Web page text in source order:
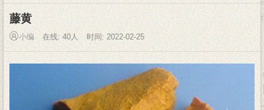
藤黄
小编 在线: 40人 时间: 2022-02-25